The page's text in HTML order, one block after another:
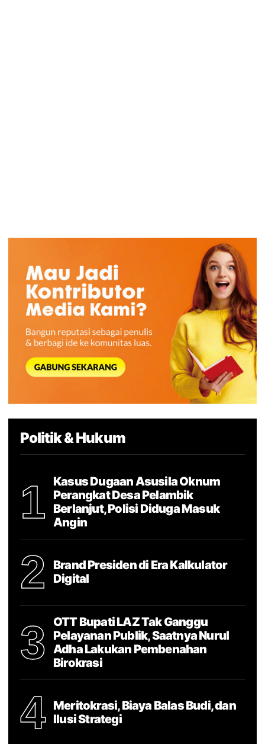
Politik & Hukum
1
Kasus Dugaan Asusila Oknum
Perangkat Desa Pelambik
Berlanjut, Polisi Diduga Masuk
Angin
2
Brand Presiden di Era Kalkulator
Digital
3
OTT Bupati LAZ Tak Ganggu
Pelayanan Publik, Saatnya Nurul
Adha Lakukan Pembenahan
Birokrasi
4
Meritokrasi, Biaya Balas Budi, dan
Ilusi Strategi